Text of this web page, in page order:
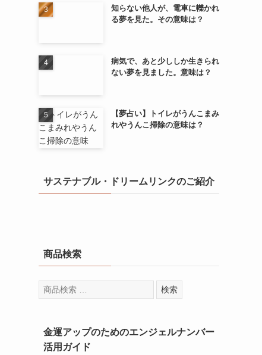
知らない他人が、電車に轢かれ
る夢を見た。その意味は？
病気で、あと少ししか生きられ
ない夢を見ました。意味は？
【夢占い】トイレがうんこまみ
れやうんこ掃除の意味は？
サステナブル・ドリームリンクのご紹介
商品検索
検
索
象:
検索
金運アップのためのエンジェルナンバー
活用ガイド